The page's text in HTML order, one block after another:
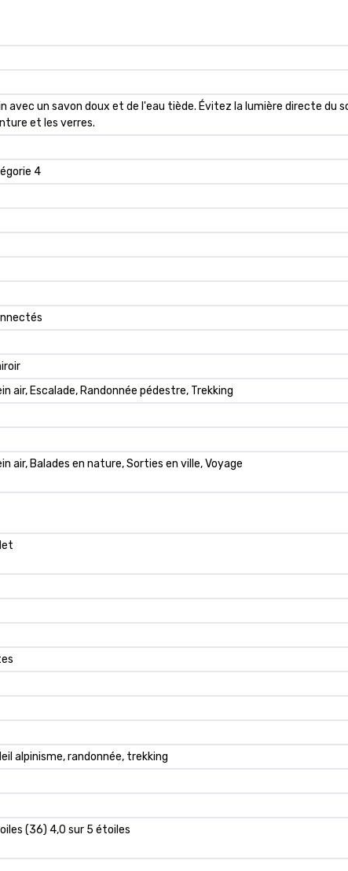
avec un savon doux et de l'eau tiède. Évitez la lumière directe du
et les verres.
4
air, Escalade, Randonnée pédestre, Trekking
air, Balades en nature, Sorties en ville, Voyage
alpinisme, randonnée, trekking
(36) 4,0 sur 5 étoiles